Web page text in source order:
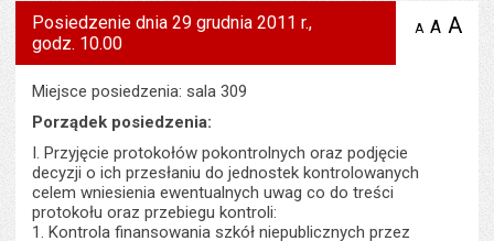
Posiedzenie dnia 29 grudnia 2011 r.,
godz. 10.00
A zmniejsz
A A
Miejsce posiedzenia: sala 309
Porządek posiedzenia:
I. Przyjęcie protokołów pokontrolnych oraz podjęcie
decyzji o ich przesłaniu do jednostek kontrolowanych
celem wniesienia ewentualnych uwag co do treści
protokołu oraz przebiegu kontroli:
1. Kontrola finansowania szkół niepublicznych przez